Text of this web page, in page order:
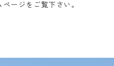
ージをご覧下さい。